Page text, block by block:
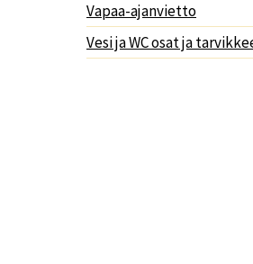
Vapaa-ajanvietto
Vesi ja WC osat ja